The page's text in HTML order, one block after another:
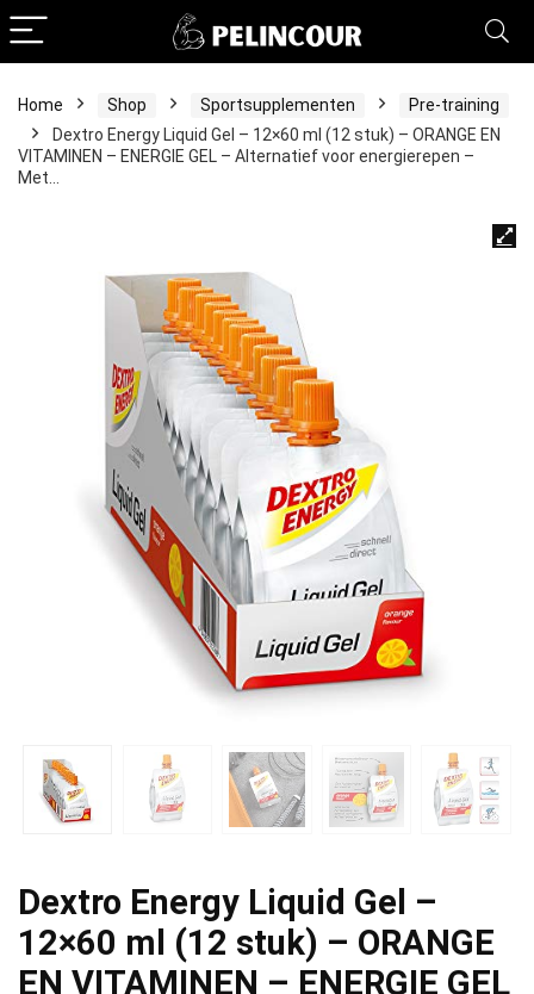
Home Shop Sportsupplementen
Pre-training
Dextro Energy Liquid Gel – 12×60 ml (12 stuk) – ORANGE EN
VITAMINEN – ENERGIE GEL – Alternatief voor energierepen –
Met…
Dextro Energy Liquid Gel –
12×60 ml (12 stuk) – ORANGE
EN VITAMINEN – ENERGIE GEL